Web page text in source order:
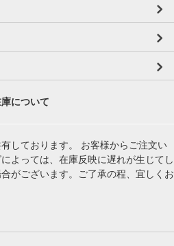
について
しております。 お客様からご注文い
よっては、在庫反映に遅れが生じてし
がございます。ご了承の程、宜しくお